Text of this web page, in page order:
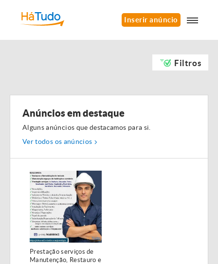
Inserir anúncio
Filtros
Anúncios em destaque
Alguns anúncios que destacamos para si.
Ver todos os anúncios
Prestação serviços de
Manutenção, Restauro e